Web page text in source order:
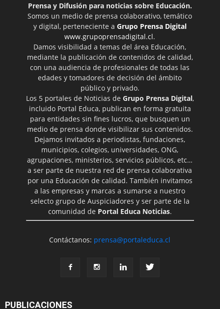
Prensa y Difusión para noticias sobre Educación.
Somos un medio de prensa colaborativo, temático
y digital, perteneciente a Grupo Prensa Digital
www.grupoprensadigital.cl.
Damos visibilidad a temas del área Educación,
mediante la publicación de contenidos de calidad,
con una audiencia de profesionales de todas las
edades y tomadores de decisión del ámbito
público y privado.
Los 5 portales de Noticias de Grupo Prensa Digital,
incluido Portal Educa, publican en forma gratuita
para entidades sin fines lucros, que busquen un
medio de prensa donde visibilizar sus contenidos.
Dejamos invitados a periodistas, fundaciones,
municipios, colegios, universidades, ONG,
agrupaciones, ministerios, servicios públicos, etc…
a ser parte de nuestra red de prensa colaborativa
por una Educación de calidad. También invitamos
a las empresas y marcas a sumarse a nuestro
selecto grupo de Auspiciadores y ser parte de la
comunidad de Portal Educa Noticias.
Contáctanos: prensa@portaleduca.cl
PUBLICACIONES